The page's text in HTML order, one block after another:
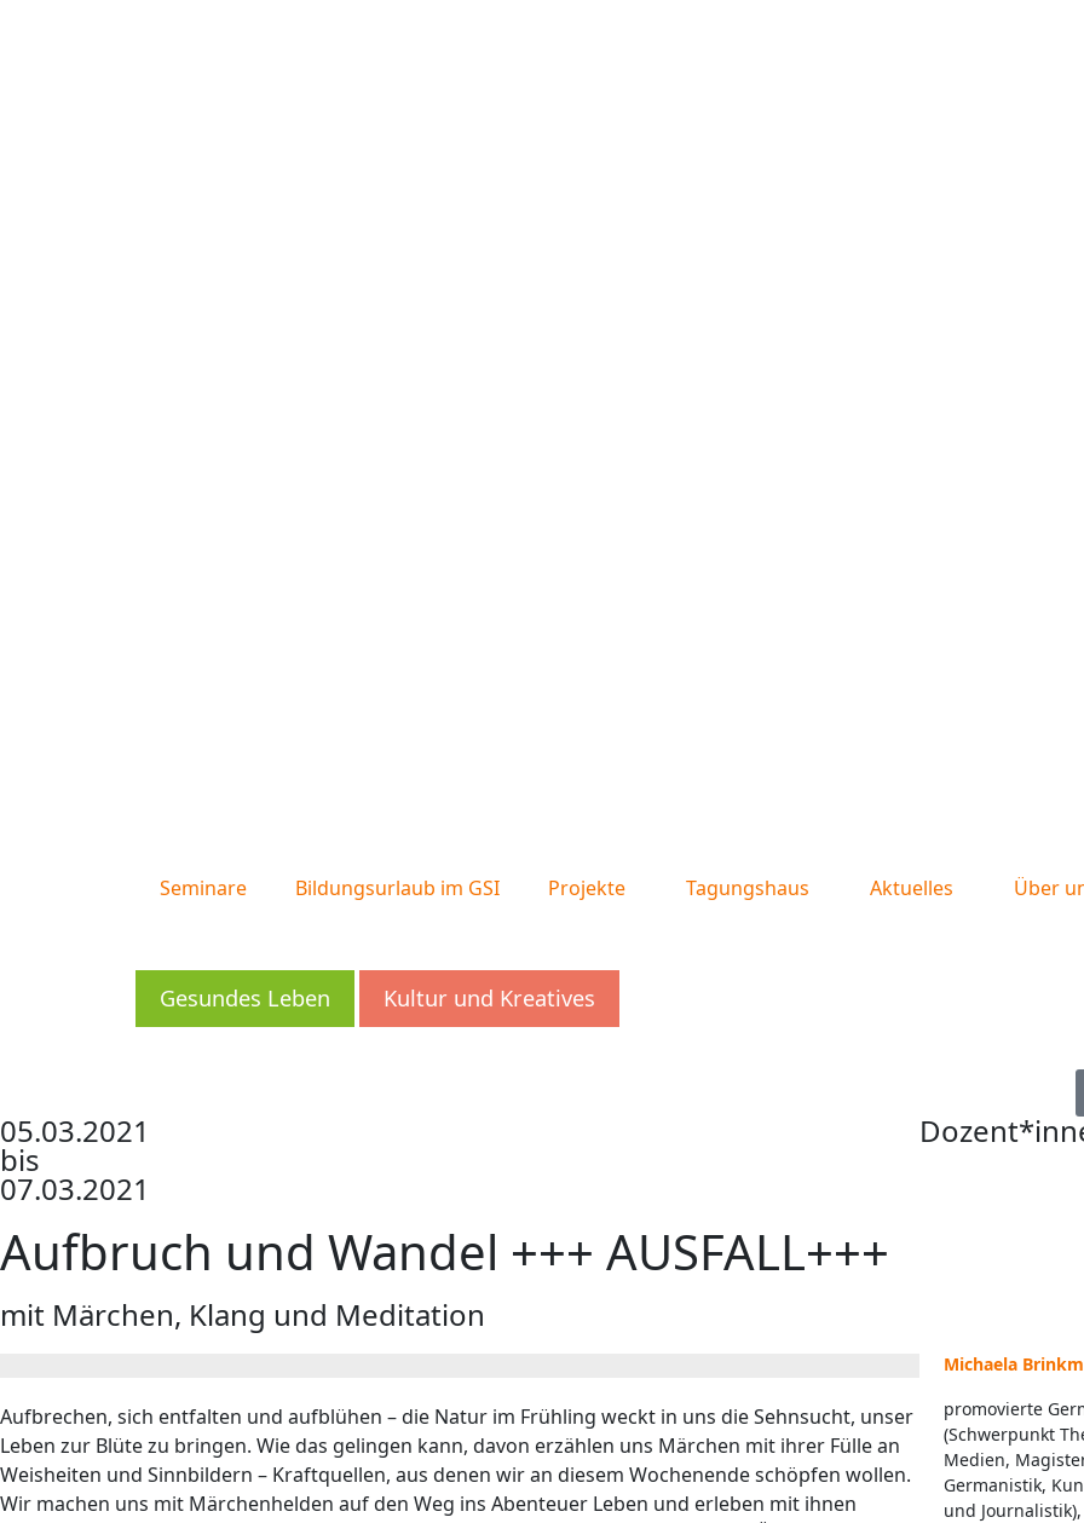
Seminare Bildungsurlaub im GSI Projekte Tagungshaus Aktuelles Über
Gesundes Leben Kultur und Kreatives
05.03.2021
bis
07.03.2021
Aufbruch und Wandel +++ AUSFALL+++
mit Märchen, Klang und Meditation
Aufbrechen, sich entfalten und aufblühen – die Natur im Frühling weckt in uns die Sehnsucht, unser
Leben zur Blüte zu bringen. Wie das gelingen kann, davon erzählen uns Märchen mit ihrer Fülle an
Weisheiten und Sinnbildern – Kraftquellen, aus denen wir an diesem Wochenende schöpfen wollen.
Wir machen uns mit Märchenhelden auf den Weg ins Abenteuer Leben und erleben mit ihnen
Michaela
promovierte
(Schwerpunkt
Medien,
Germanistik,
und